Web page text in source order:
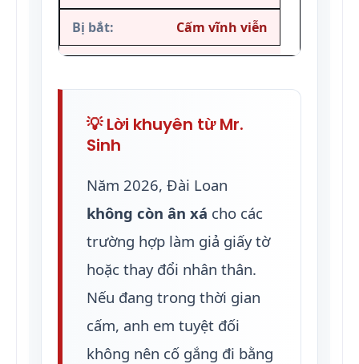
Cấm vĩnh viễn
💡 Lời khuyên từ Mr.
Sinh
Năm 2026, Đài Loan
không còn ân xá cho các
trường hợp làm giả giấy tờ
hoặc thay đổi nhân thân.
Nếu đang trong thời gian
cấm, anh em tuyệt đối
không nên cố gắng đi bằng